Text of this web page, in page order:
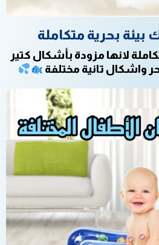
بحرية متكاملة
لانها مزودة بأشكال كتير
واشكال تانية مختلفة